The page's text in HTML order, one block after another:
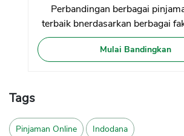
Perbandingan berbagai
terbaik bnerdasarkan berbagai
Mulai Bandingkan
Tags
Pinjaman Online Indodana